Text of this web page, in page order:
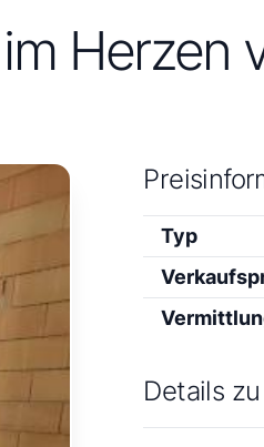
Herzen
Typ
Details